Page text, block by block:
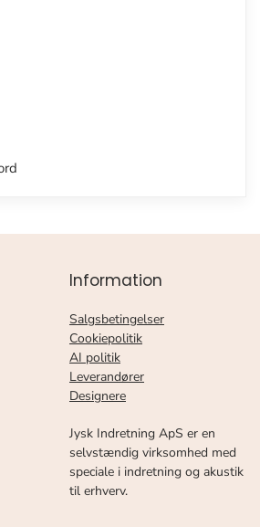
Information
Salgsbetingelser
Cookiepolitik
AI politik
Leverandører
Designere
Jysk Indretning ApS er en
selvstændig virksomhed med
speciale i indretning og akustik
til erhverv.